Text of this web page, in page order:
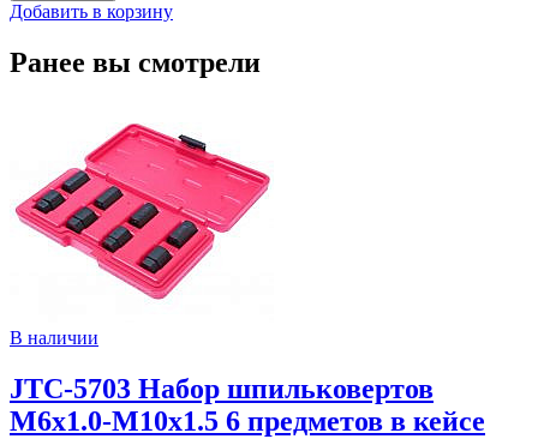
Добавить в корзину
Ранее вы смотрели
В наличии
JTC-5703 Набор шпильковертов
М6х1.0-М10х1.5 6 предметов в кейсе